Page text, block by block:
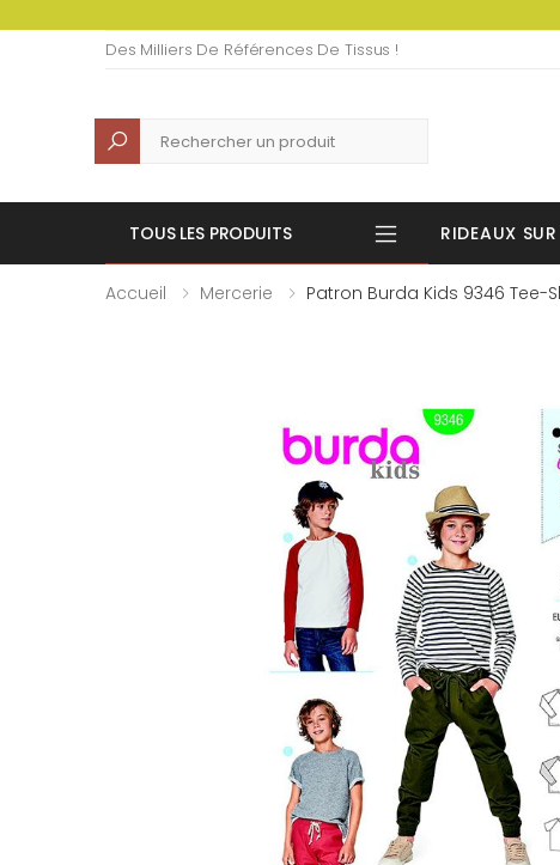
Des Milliers De Références De Tissus !
Recherche
TOUS LES PRODUITS RIDEAUX
Accueil Mercerie Patron Burda Kids 9346 Tee-